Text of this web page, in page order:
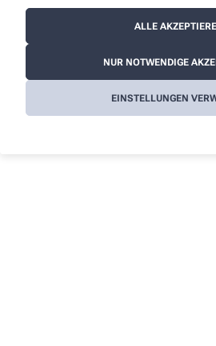
ALLE
NUR NOTWENDIGE
EINSTELLUNGEN
Datenschutz